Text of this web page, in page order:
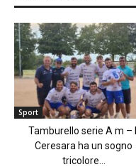
Sport
Tamburello serie A m – Il
Ceresara ha un sogno
tricolore...